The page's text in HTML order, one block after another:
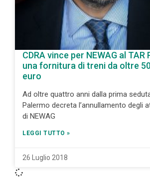
CDRA vince per NEWAG al TAR
una fornitura di treni da oltre
euro
Ad oltre quattro anni dalla prima
Palermo decreta l’annullamento degli
di NEWAG
LEGGI TUTTO »
26 Luglio 2018